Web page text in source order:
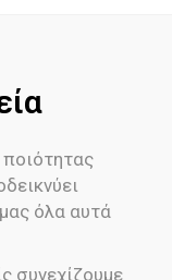
όλα αυτά
συνεχίζουμε